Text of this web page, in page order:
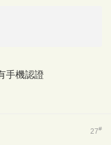
手機認證
27#